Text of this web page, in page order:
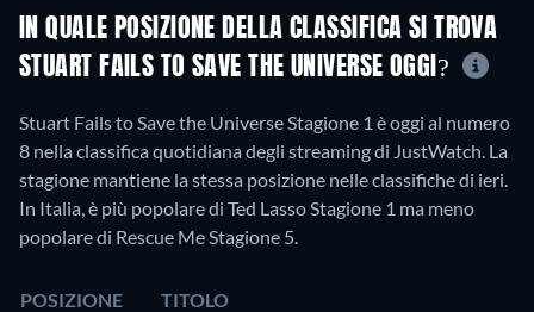
IN QUALE POSIZIONE DELLA CLASSIFICA SI TROVA
STUART FAILS TO SAVE THE UNIVERSE OGGI?
Stuart Fails to Save the Universe Stagione 1 è oggi al numero
8 nella classifica quotidiana degli streaming di JustWatch. La
stagione mantiene la stessa posizione nelle classifiche di ieri.
In Italia, è più popolare di Ted Lasso Stagione 1 ma meno
popolare di Rescue Me Stagione 5.
POSIZIONE TITOLO